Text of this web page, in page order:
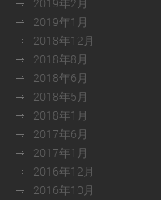
2019年1月
2018年12月
2018年8月
2018年6月
2018年5月
2018年1月
2017年6月
2017年1月
2016年12月
2016年10月